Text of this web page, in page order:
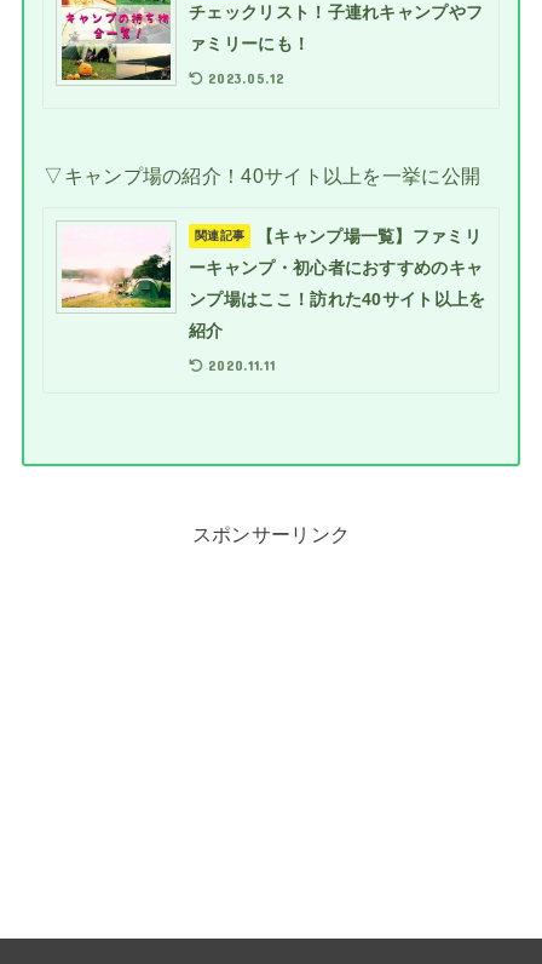
チェックリスト！子連れキャンプやフ
ァミリーにも！
2023.05.12
▽キャンプ場の紹介！40サイト以上を一挙に公開
関連記事
【キャンプ場一覧】ファミリ
ーキャンプ・初心者におすすめのキャ
ンプ場はここ！訪れた40サイト以上を
紹介
2020.11.11
スポンサーリンク